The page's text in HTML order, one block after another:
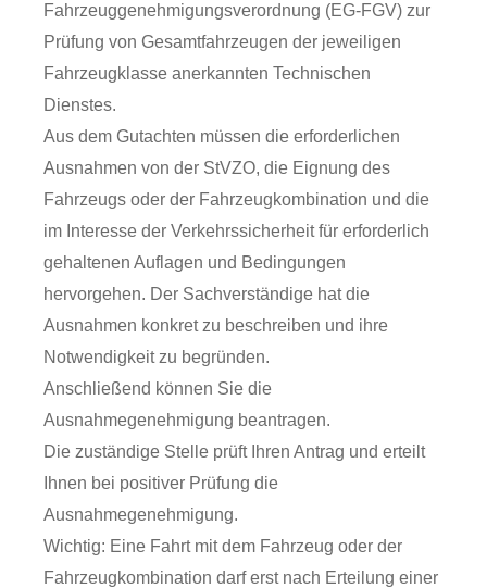
Fahrzeuggenehmigungsverordnung (EG-FGV) zur
Prüfung von Gesamtfahrzeugen der jeweiligen
Fahrzeugklasse anerkannten Technischen
Dienstes.
Aus dem Gutachten müssen die erforderlichen
Ausnahmen von der StVZO, die Eignung des
Fahrzeugs oder der Fahrzeugkombination und die
im Interesse der Verkehrssicherheit für erforderlich
gehaltenen Auflagen und Bedingungen
hervorgehen. Der Sachverständige hat die
Ausnahmen konkret zu beschreiben und ihre
Notwendigkeit zu begründen.
Anschließend können Sie die
Ausnahmegenehmigung beantragen.
Die zuständige Stelle prüft Ihren Antrag und erteilt
Ihnen bei positiver Prüfung die
Ausnahmegenehmigung.
Wichtig: Eine Fahrt mit dem Fahrzeug oder der
Fahrzeugkombination darf erst nach Erteilung einer